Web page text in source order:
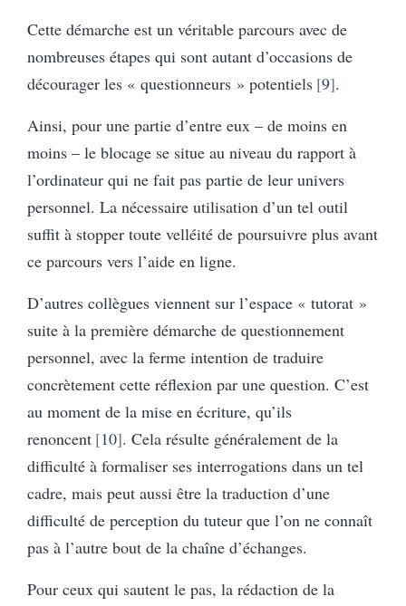
Cette démarche est un véritable parcours avec de
nombreuses étapes qui sont autant d’occasions de
décourager les « questionneurs » potentiels 9 .
Ainsi, pour une partie d’entre eux – de moins en
moins – le blocage se situe au niveau du rapport à
l’ordinateur qui ne fait pas partie de leur univers
personnel. La nécessaire utilisation d’un tel outil
suffit à stopper toute velléité de poursuivre plus avant
ce parcours vers l’aide en ligne.
D’autres collègues viennent sur l’espace « tutorat »
suite à la première démarche de questionnement
personnel, avec la ferme intention de traduire
concrètement cette réflexion par une question. C’est
au moment de la mise en écriture, qu’ils
renoncent 10 . Cela résulte généralement de la
difficulté à formaliser ses interrogations dans un tel
cadre, mais peut aussi être la traduction d’une
difficulté de perception du tuteur que l’on ne connaît
pas à l’autre bout de la chaîne d’échanges.
Pour ceux qui sautent le pas, la rédaction de la